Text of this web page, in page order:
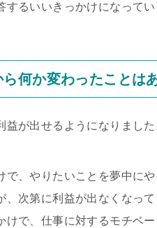
るいいきっかけになってい
何か変わったことは
が出せるようになりました
で、やりたいことを夢中に
、次第に利益が出なくなっ
けで、仕事に対するモチベ